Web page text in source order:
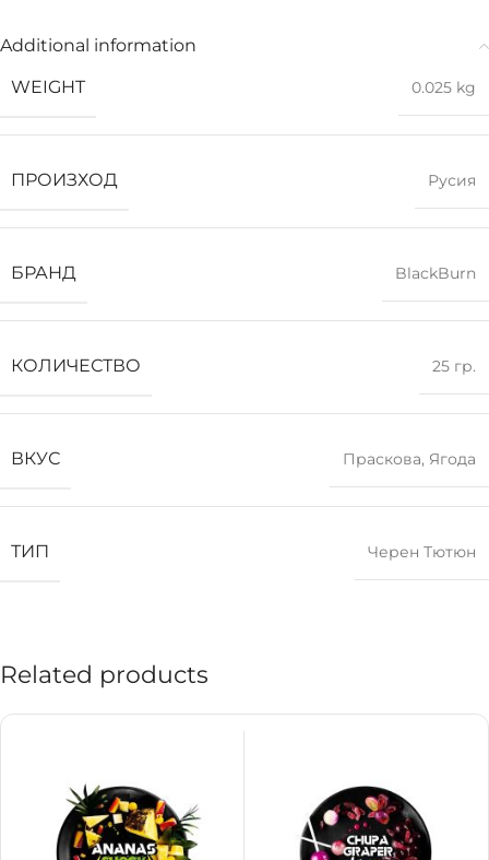
Additional information
WEIGHT
0.025 kg
ПРОИЗХОД Русия
БРАНД BlackBurn
КОЛИЧЕСТВО 25 гр.
ВКУС Праскова, Ягода
ТИП Черен Тютюн
Related products